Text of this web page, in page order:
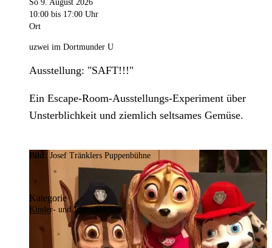
So 9. August 2026
10:00 bis 17:00 Uhr
Ort
uzwei im Dortmunder U
Ausstellung: "SAFT!!!"
Ein Escape-Room-Ausstellungs-Experiment über
Unsterblichkeit und ziemlich seltsames Gemüse.
Bild:Josef Tränklers Puppenbühne
Kategorie
Kinder- und Jugendtheater